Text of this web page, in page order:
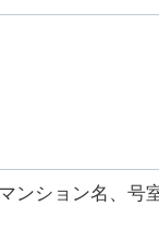
ンション名、号